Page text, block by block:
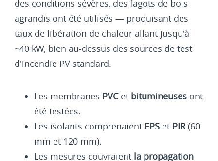
des conditions sévères, des fagots de bois
agrandis ont été utilisés — produisant des
taux de libération de chaleur allant jusqu'à
~40 kW, bien au-dessus des sources de test
d'incendie PV standard.
Les membranes PVCet bitumineuses ont
été testées.
Les isolants comprenaient EPS et PIR(60
mm et 120 mm).
Les mesures couvraient la propagation